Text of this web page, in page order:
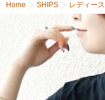
Home SHIPS レディース